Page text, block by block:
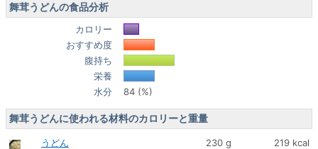
舞茸うどんの食品分析
カロリー
おすすめ度
腹持ち
栄養
水分
84 (%)
舞茸うどんに使われる材料のカロリーと重量
うどん 230 g
219 kcal